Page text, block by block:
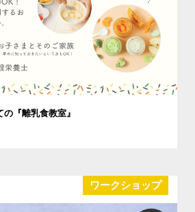
の『離乳食教室』
ワークショップ